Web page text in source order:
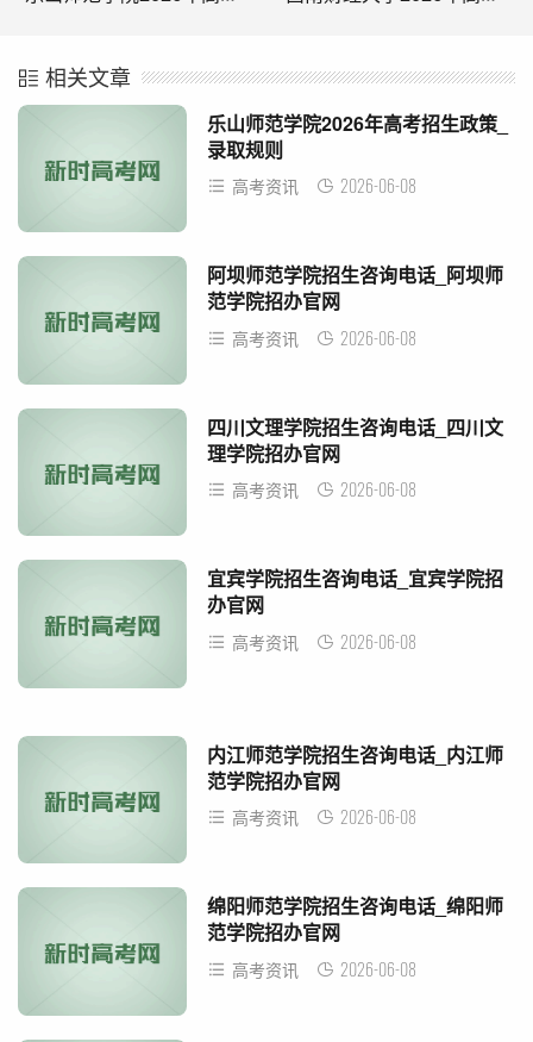
相关文章
乐山师范学院2026年高考招生政策_
录取规则
高考资讯 2026-06-08
阿坝师范学院招生咨询电话_阿坝师
范学院招办官网
高考资讯 2026-06-08
四川文理学院招生咨询电话_四川文
理学院招办官网
高考资讯 2026-06-08
宜宾学院招生咨询电话_宜宾学院招
办官网
高考资讯 2026-06-08
内江师范学院招生咨询电话_内江师
范学院招办官网
高考资讯 2026-06-08
绵阳师范学院招生咨询电话_绵阳师
范学院招办官网
高考资讯 2026-06-08